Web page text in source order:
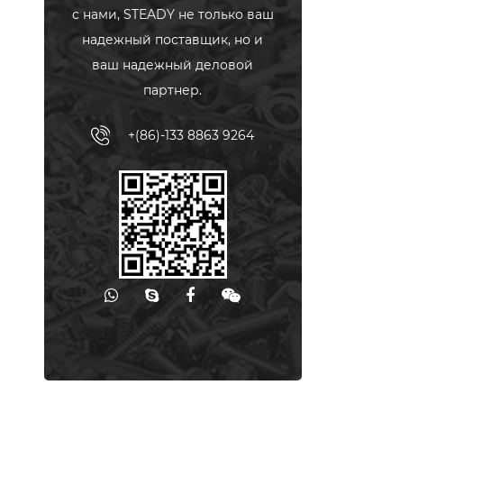
с нами, STEADY не только ваш
надежный поставщик, но и
ваш надежный деловой
партнер.
+(86)-133 8863 9264